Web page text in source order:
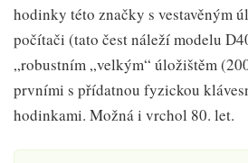
hodinky této značky s vestavěným
počítači (tato čest náleží modelu
„robustním „velkým“ úložištěm
prvními s přídatnou fyzickou
hodinkami. Možná i vrchol 80. let.